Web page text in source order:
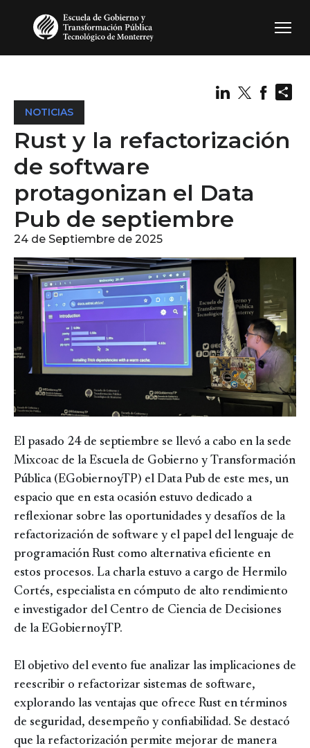
NOTICIAS
Rust y la refactorización
de software
protagonizan el Data
Pub de septiembre
24 de Septiembre de 2025
El pasado 24 de septiembre se llevó a cabo en la sede
Mixcoac de la Escuela de Gobierno y Transformación
Pública (EGobiernoyTP) el Data Pub de este mes, un
espacio que en esta ocasión estuvo dedicado a
reflexionar sobre las oportunidades y desafíos de la
refactorización de software y el papel del lenguaje de
programación Rust como alternativa eficiente en
estos procesos. La charla estuvo a cargo de Hermilo
Cortés, especialista en cómputo de alto rendimiento
e investigador del Centro de Ciencia de Decisiones
de la EGobiernoyTP.
El objetivo del evento fue analizar las implicaciones de
reescribir o refactorizar sistemas de software,
explorando las ventajas que ofrece Rust en términos
de seguridad, desempeño y confiabilidad. Se destacó
que la refactorización permite mejorar de manera